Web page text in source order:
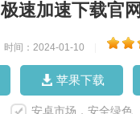
极速加速下载官网
时间：2024-01-10
苹果下载
安卓市场，安全绿色